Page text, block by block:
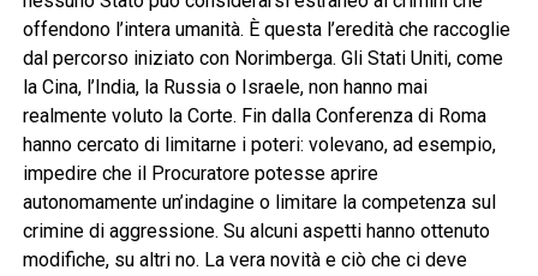
offendono l’intera umanità. È questa l’eredità che raccoglie
dal percorso iniziato con Norimberga. Gli Stati Uniti, come
la Cina, l’India, la Russia o Israele, non hanno mai
realmente voluto la Corte. Fin dalla Conferenza di Roma
hanno cercato di limitarne i poteri: volevano, ad esempio,
impedire che il Procuratore potesse aprire
autonomamente un’indagine o limitare la competenza sul
crimine di aggressione. Su alcuni aspetti hanno ottenuto
modifiche, su altri no. La vera novità e ciò che ci deve